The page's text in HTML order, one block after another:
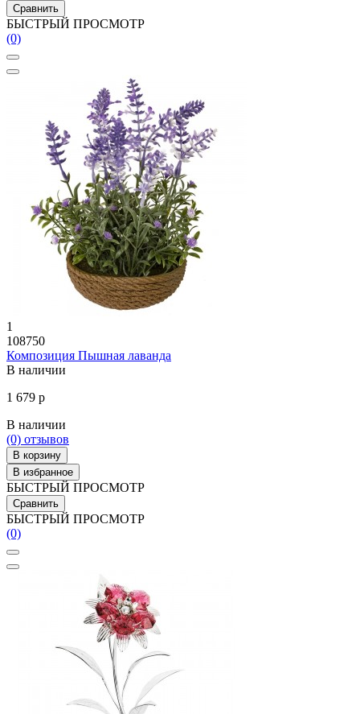
Сравнить
БЫСТРЫЙ ПРОСМОТР
(0)
1
108750
Композиция Пышная лаванда
В наличии
1 679 р
В наличии
(0) отзывов
В корзину
В избранное
БЫСТРЫЙ ПРОСМОТР
Сравнить
БЫСТРЫЙ ПРОСМОТР
(0)